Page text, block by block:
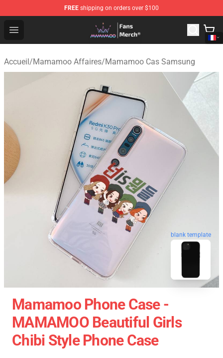
FREE shipping on orders over $100
Open menu
Mamamoo Store - Official Mamamoo Merchandise Shop
Accueil/Mamamoo Affaires/Mamamoo Cas Samsung
blank template
Mamamoo Phone Case -
MAMAMOO Beautiful Girls
Chibi Style Phone Case